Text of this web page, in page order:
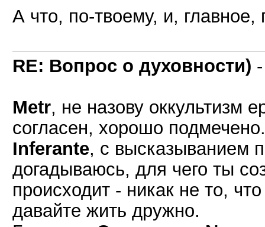
А что, по-твоему, и,
RE: Вопрос о духовности)
Metr, не назову оккультизм
согласен, хорошо подмечено.
Inferante, с высказыванием
догадываюсь, для чего ты
происходит - никак не то,
давайте жить дружно.